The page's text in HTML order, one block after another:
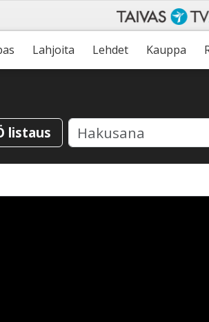
Lahjoita Lehdet Kauppa
listaus